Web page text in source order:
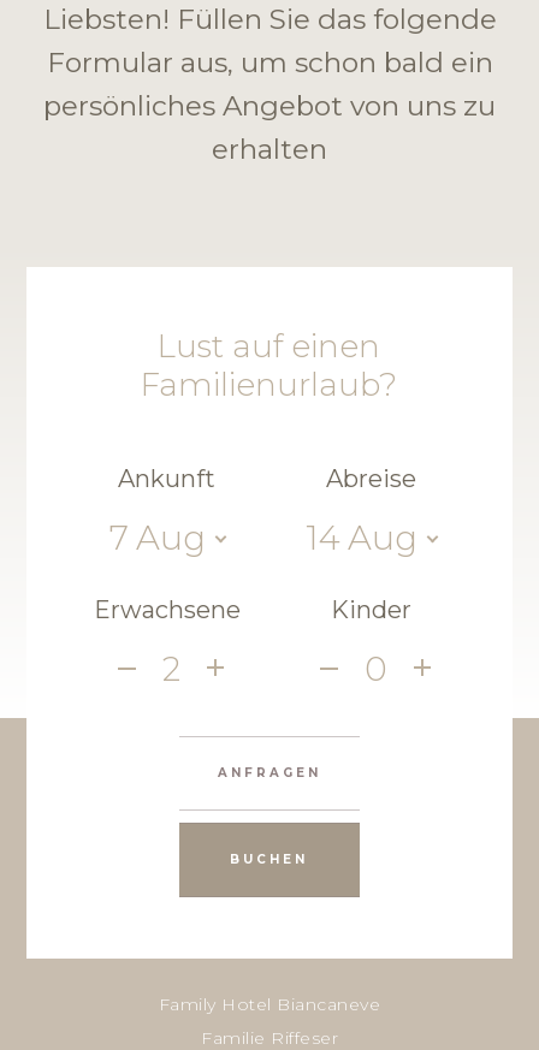
Liebsten! Füllen Sie das folgende
Formular aus, um schon bald ein
persönliches Angebot von uns zu
erhalten
Lust auf einen
Familienurlaub?
Ankunft
7 Aug
Abreise
14 Aug
Erwachsene
2
Kinder
0
ANFRAGEN
BUCHEN
Family Hotel Biancaneve
Familie Riffeser